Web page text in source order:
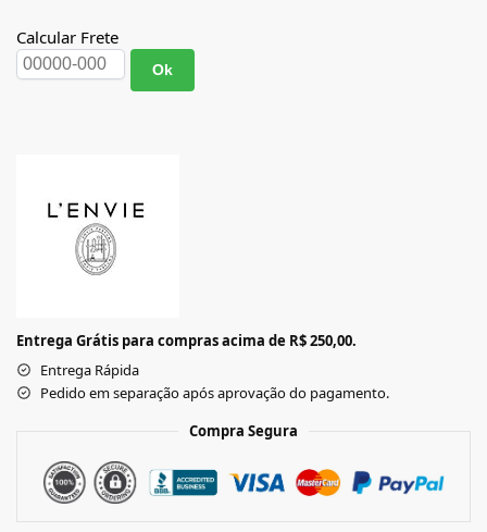
Calcular Frete
Ok
Entrega Grátis para compras acima de R$ 250,00.
Entrega Rápida
Pedido em separação após aprovação do pagamento.
Compra Segura